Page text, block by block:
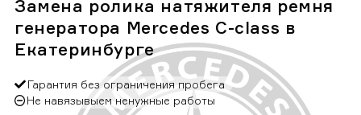
Замена ролика натяжителя ремня
генератора Mercedes C-class в
Екатеринбурге
Гарантия без ограничения пробега
Не навязывыем ненужные работы